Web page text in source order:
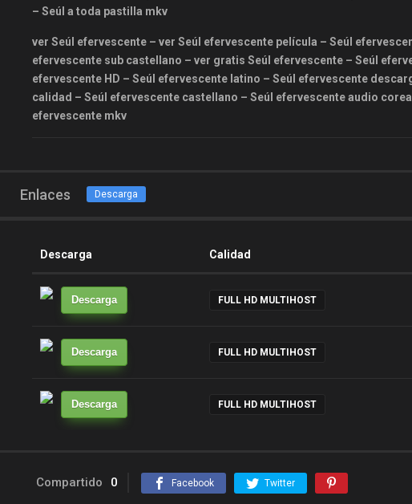
– Seúl a toda pastilla mkv
ver Seúl efervescente – ver Seúl efervescente película – Seúl
efervescente sub castellano – ver gratis Seúl efervescente – Seúl
efervescente HD – Seúl efervescente latino – Seúl efervescente
calidad – Seúl efervescente castellano – Seúl efervescente audio
efervescente mkv
Enlaces Descarga
Descarga Calidad
Descarga FULL HD MULTIHOST
Descarga FULL HD MULTIHOST
Descarga FULL HD MULTIHOST
Compartido 0 Facebook Twitter